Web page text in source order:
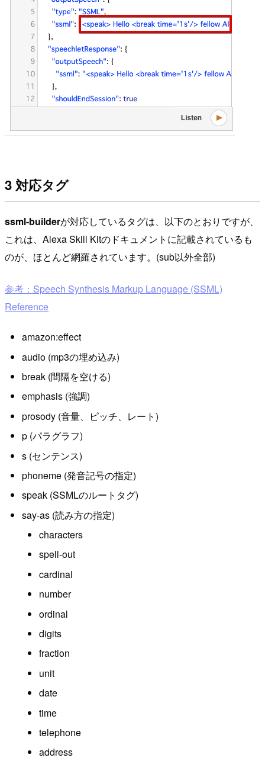
3 対応タグ
ssml-builderが対応しているタグは、以下のとおりですが、
これは、Alexa Skill Kitのドキュメントに記載されているも
のが、ほとんど網羅されています。(sub以外全部)
参考：Speech Synthesis Markup Language (SSML)
Reference
amazon:effect
audio (mp3の埋め込み)
break (間隔を空ける)
emphasis (強調)
prosody (音量、ピッチ、レート)
p (パラグラフ)
s (センテンス)
phoneme (発音記号の指定)
speak (SSMLのルートタグ)
say-as (読み方の指定)
characters
spell-out
cardinal
number
ordinal
digits
fraction
unit
date
time
telephone
address